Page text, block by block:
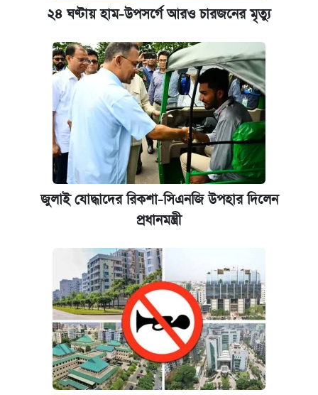
২৪ ঘণ্টায় হাম-উপসর্গে আরও চারজনের মৃত্যু
জুলাই যোদ্ধাদের রিকশা-সিএনজি উপহার দিলেন
প্রধানমন্ত্রী